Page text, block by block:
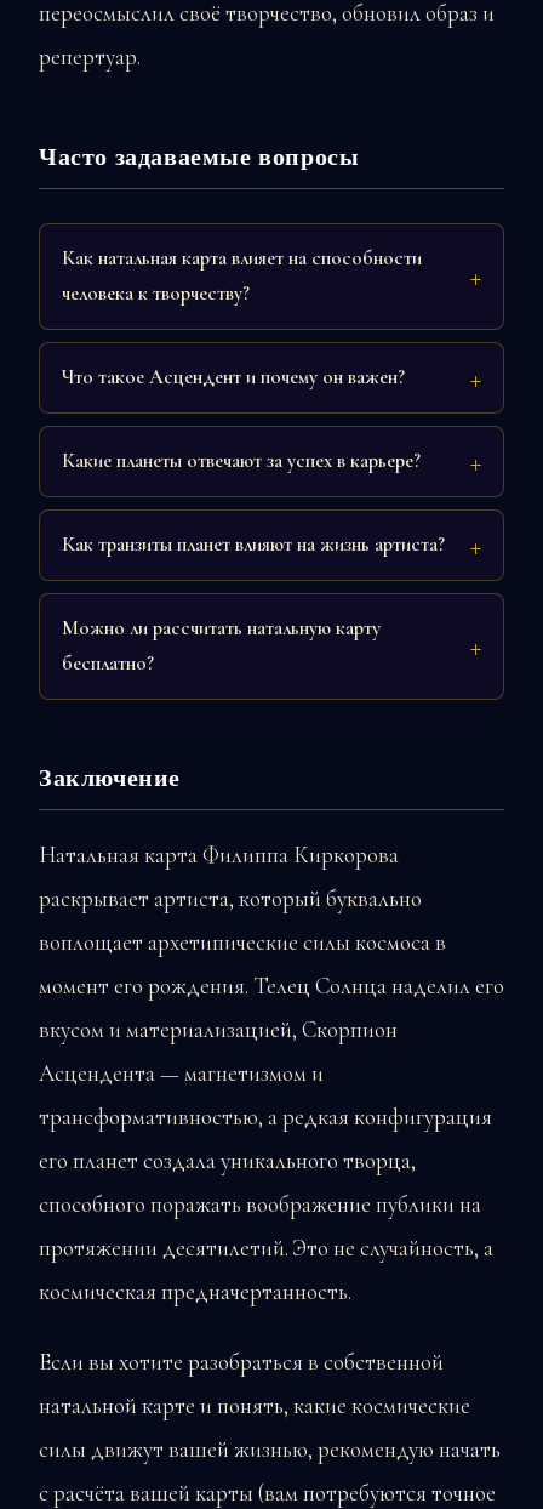
переосмыслил своё творчество, обновил образ и
репертуар.
Часто задаваемые вопросы
Как натальная карта влияет на способности
человека к творчеству?
Что такое Асцендент и почему он важен?
Какие планеты отвечают за успех в карьере?
Как транзиты планет влияют на жизнь артиста?
Можно ли рассчитать натальную карту
бесплатно?
Заключение
Натальная карта Филиппа Киркорова
раскрывает артиста, который буквально
воплощает архетипические силы космоса в
момент его рождения. Телец Солнца наделил его
вкусом и материализацией, Скорпион
Асцендента — магнетизмом и
трансформативностью, а редкая конфигурация
его планет создала уникального творца,
способного поражать воображение публики на
протяжении десятилетий. Это не случайность, а
космическая предначертанность.
Если вы хотите разобраться в собственной
натальной карте и понять, какие космические
силы движут вашей жизнью, рекомендую начать
с расчёта вашей карты (вам потребуются точное